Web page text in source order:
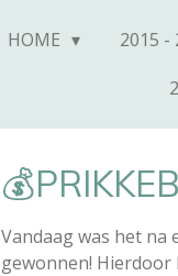
HOME 2015 -
Vandaag was het na
gewonnen! Hierdoor